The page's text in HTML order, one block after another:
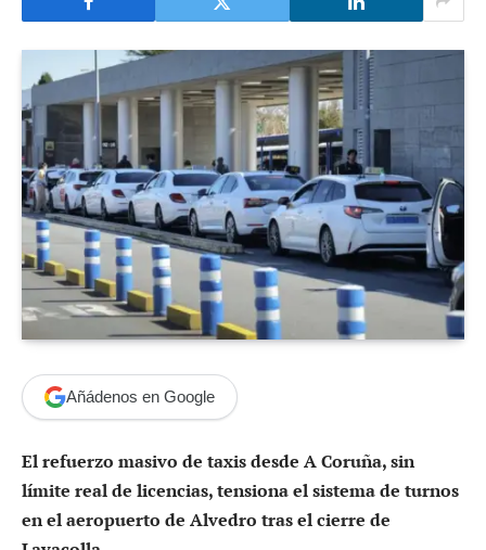
Añádenos en Google
El refuerzo masivo de taxis desde A Coruña, sin
límite real de licencias, tensiona el sistema de turnos
en el aeropuerto de Alvedro tras el cierre de